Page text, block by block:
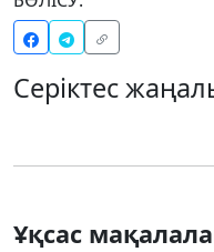
Серіктес
Ұқсас